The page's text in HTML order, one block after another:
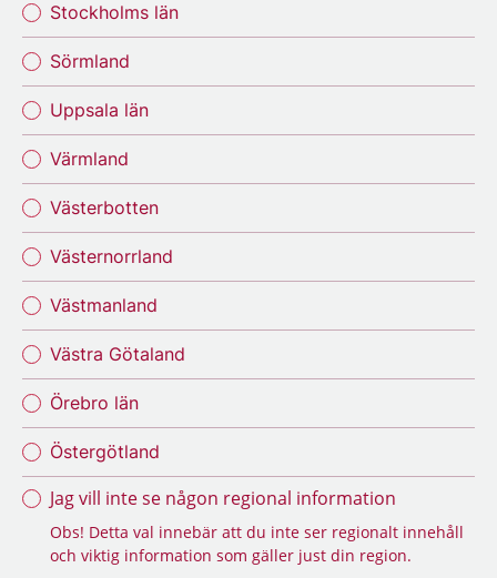
Stockholms län
Sörmland
Uppsala län
Värmland
Västerbotten
Västernorrland
Västmanland
Västra Götaland
Örebro län
Östergötland
Jag vill inte se någon regional information
Obs! Detta val innebär att du inte ser regionalt innehåll
och viktig information som gäller just din region.